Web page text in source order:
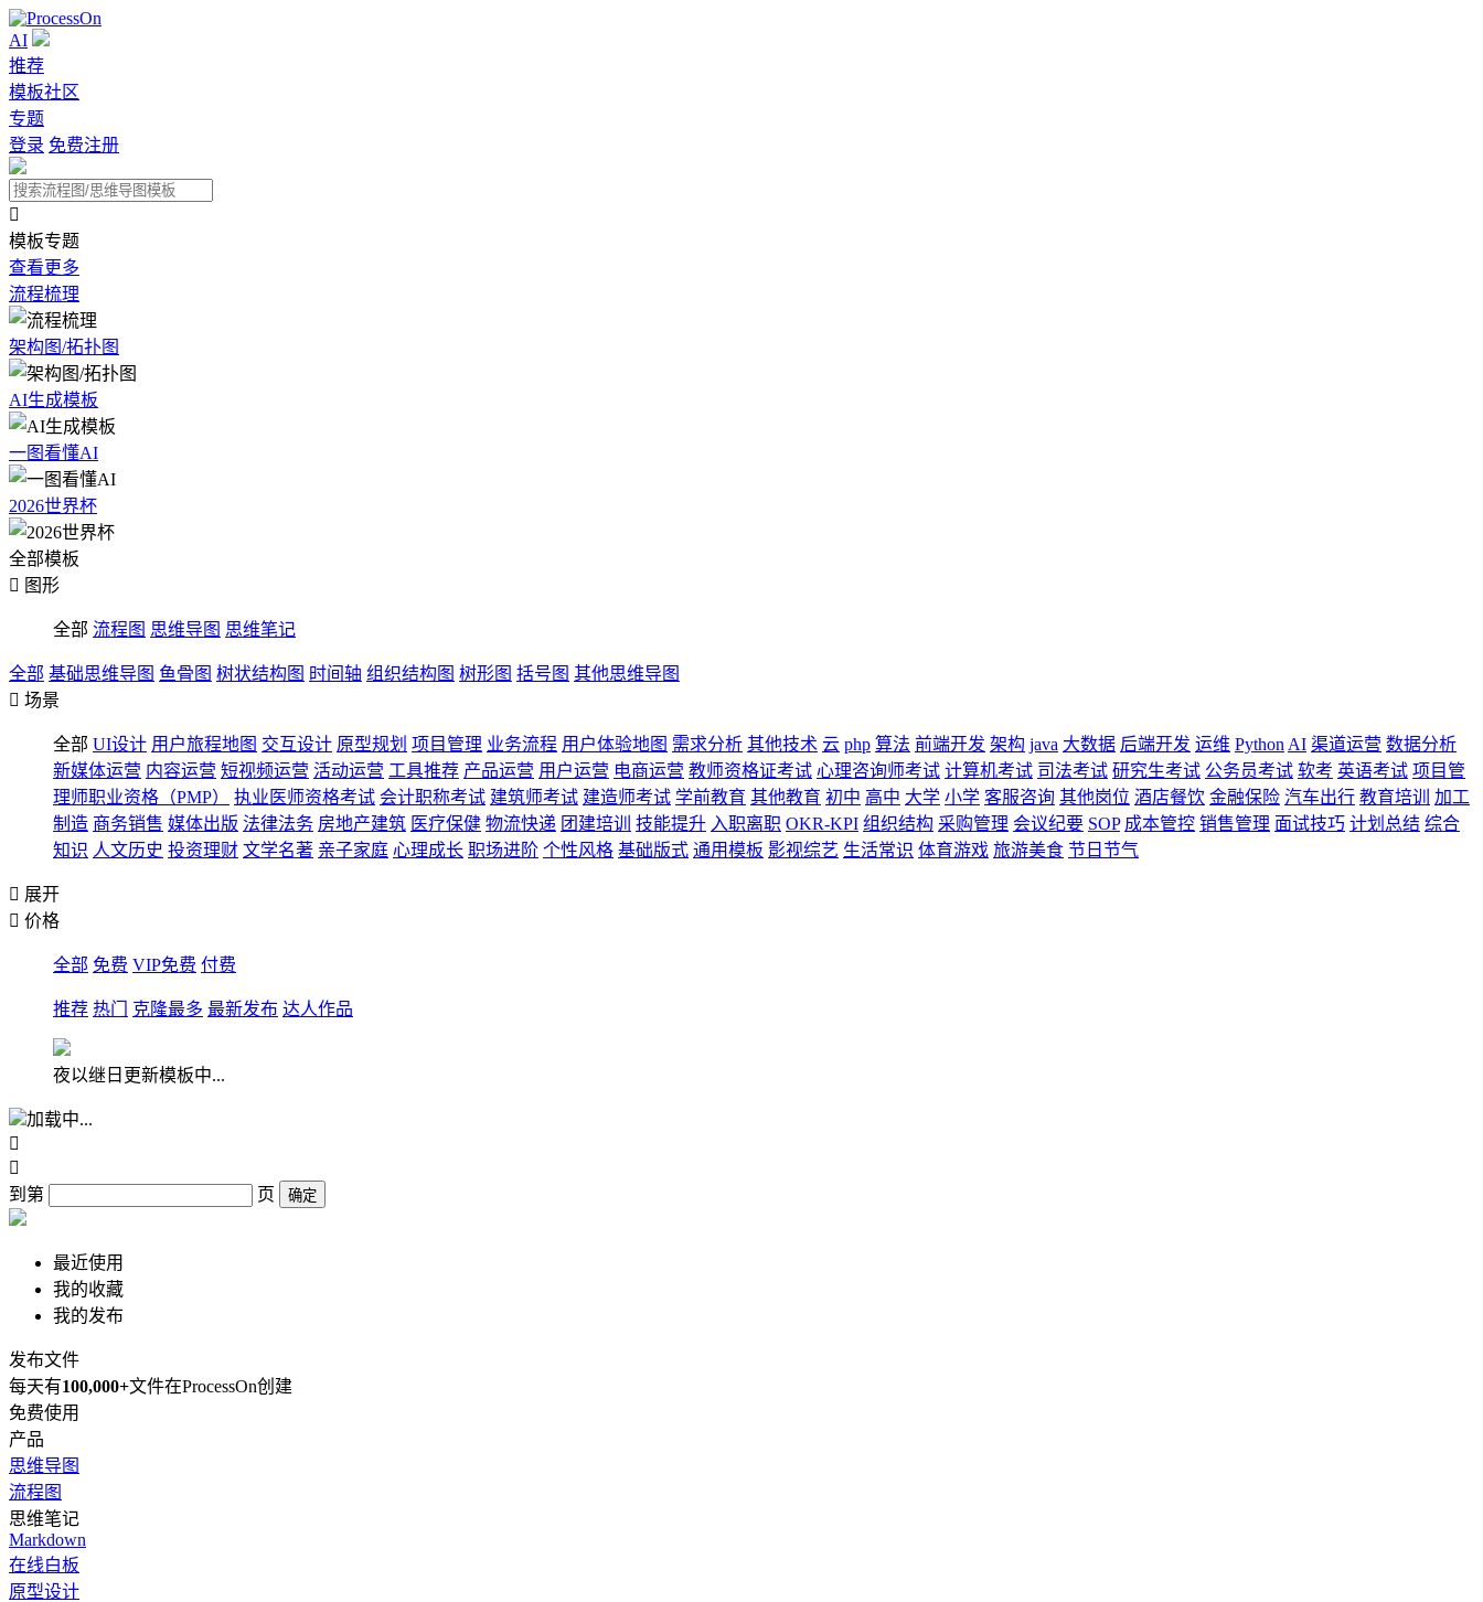
AI
推荐
模板社区
专题
登录 免费注册

模板专题
查看更多
流程梳理
架构图/拓扑图
AI生成模板
一图看懂AI
2026世界杯
全部模板
 图形
全部 流程图 思维导图 思维笔记
全部 基础思维导图 鱼骨图 树状结构图 时间轴 组织结构图 树形图 括号图 其他思维导图
 场景
全部 UI设计 用户旅程地图 交互设计 原型规划 项目管理 业务流程 用户体验地图 需求分析 其他技术 云 php 算法 前端开发 架构 java 大数据 后端开发 运维 Python AI 渠道运营 数据分析
新媒体运营 内容运营 短视频运营 活动运营 工具推荐 产品运营 用户运营 电商运营 教师资格证考试 心理咨询师考试 计算机考试 司法考试 研究生考试 公务员考试 软考 英语考试 项目管
理师职业资格（PMP）
执业医师资格考试 会计职称考试 建筑师考试 建造师考试 学前教育 其他教育 初中 高中 大学 小学 客服咨询 其他岗位 酒店餐饮 金融保险 汽车出行 教育培训
加工
制造 商务销售 媒体出版 法律法务 房地产建筑 医疗保健 物流快递 团建培训 技能提升 入职离职 OKR-KPI 组织结构 采购管理 会议纪要 SOP 成本管控 销售管理 面试技巧 计划总结 综合
知识 人文历史 投资理财 文学名著 亲子家庭 心理成长 职场进阶 个性风格 基础版式 通用模板 影视综艺 生活常识 体育游戏 旅游美食 节日节气
 展开
 价格
全部 免费 VIP免费 付费
推荐 热门 克隆最多 最新发布 达人作品
夜以继日更新模板中...
加载中...


到第
页 确定
最近使用
我的收藏
我的发布
发布文件
每天有100,000+文件在ProcessOn创建
免费使用
产品
思维导图
流程图
思维笔记
Markdown
在线白板
原型设计